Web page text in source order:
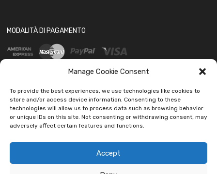
Manage Cookie Consent
To provide the best experiences, we use technologies like cookies to
store and/or access device information. Consenting to these
technologies will allow us to process data such as browsing behavior
or unique IDs on this site. Not consenting or withdrawing consent, may
adversely affect certain features and functions.
Accept
MODALITÀ DI PAGAMENTO
SOCIAL